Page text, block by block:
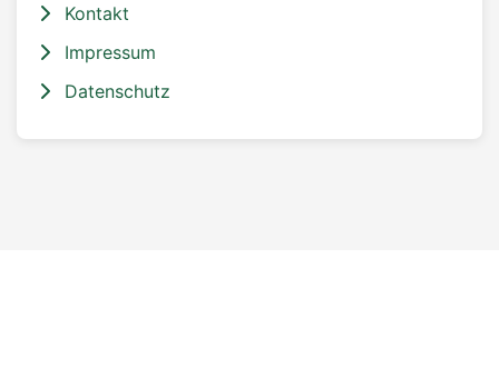
Kontakt
Impressum
Datenschutz